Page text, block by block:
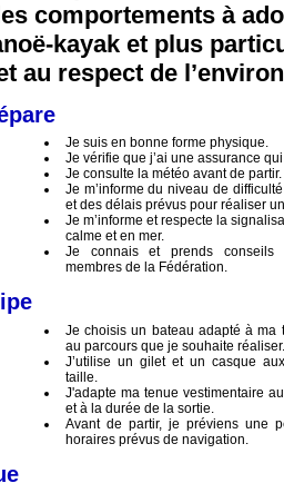
comportements à
kayak et plus
au respect de
Je suis en bonne forme physique.
Je vérifie que j’ai une assurance
Je consulte la météo avant de partir.
Je m’informe du niveau de
et des délais prévus pour réaliser
Je m’informe et respecte la
calme et en mer.
Je connais et prends conseils
membres de la Fédération.
Je choisis un bateau adapté à ma
au parcours que je souhaite réaliser.
J’utilise un gilet et un casque
taille.
J'adapte ma tenue vestimentaire
et à la durée de la sortie.
Avant de partir, je préviens une
horaires prévus de navigation.